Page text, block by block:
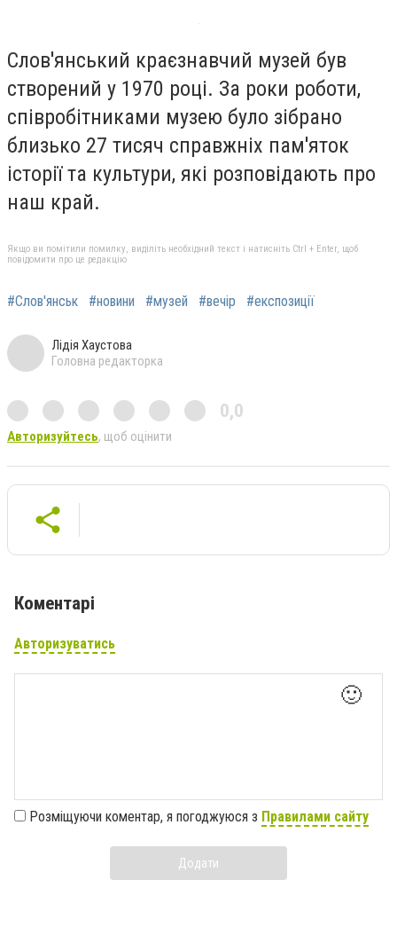
Слов'янський краєзнавчий музей був
створений у 1970 році. За роки роботи,
співробітниками музею було зібрано
близько 27 тисяч справжніх пам'яток
історії та культури, які розповідають про
наш край.
Якщо ви помітили помилку, виділіть необхідний текст і натисніть Ctrl + Enter, щоб
повідомити про це редакцію
#Слов'янськ #новини #музей #вечір #експозиції
Лідія Хаустова
Головна редакторка
0,0
Авторизуйтесь, щоб оцінити
Коментарі
Авторизуватись
🙂
Розміщуючи коментар, я погоджуюся з Правилами сайту
Додати